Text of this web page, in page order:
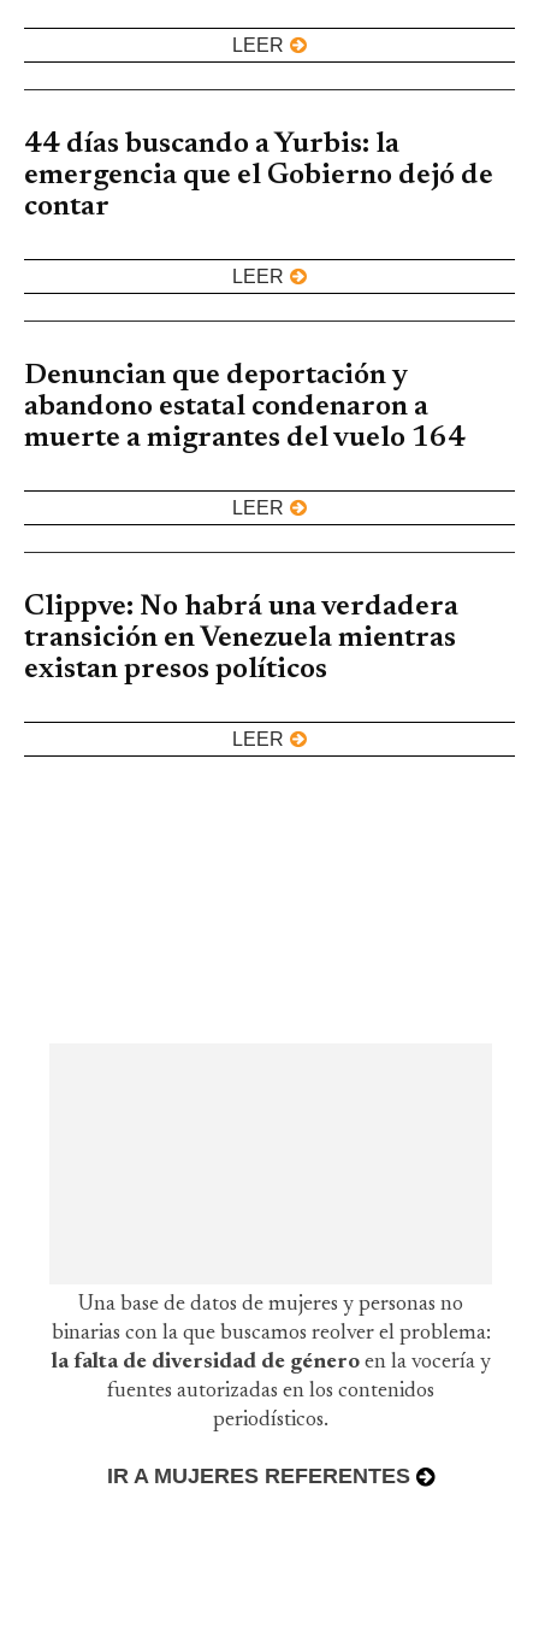
LEER
44 días buscando a Yurbis: la
emergencia que el Gobierno dejó de
contar
LEER
Denuncian que deportación y
abandono estatal condenaron a
muerte a migrantes del vuelo 164
LEER
Clippve: No habrá una verdadera
transición en Venezuela mientras
existan presos políticos
LEER
Una base de datos de mujeres y personas no
binarias con la que buscamos reolver el problema:
la falta de diversidad de género en la vocería y
fuentes autorizadas en los contenidos
periodísticos.
IR A MUJERES REFERENTES